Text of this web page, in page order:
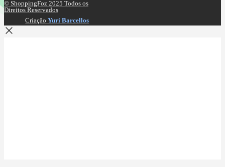
© ShoppingFoz 2025 Todos os
Direitos Reservados
CriaçãoYuri Barcellos